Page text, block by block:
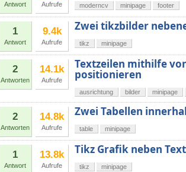
Antwort Aufrufe moderncv minipage footer
1
Antwort
9.4k
Aufrufe
Zwei tikzbilder
tikz minipage
2
Antworten
14.1k
Aufrufe
Textzeilen mithilfe
positionieren
ausrichtung bilder minipage
2
Antworten
14.8k
Aufrufe
Zwei Tabellen
table minipage
1
Antwort
13.8k
Aufrufe
Tikz Grafik neben Text
tikz minipage